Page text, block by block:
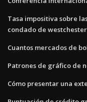
Tasa impositiva sobre
condado de westchester
Cuantos mercados de
Patrones de gráfico de
Cómo presentar una